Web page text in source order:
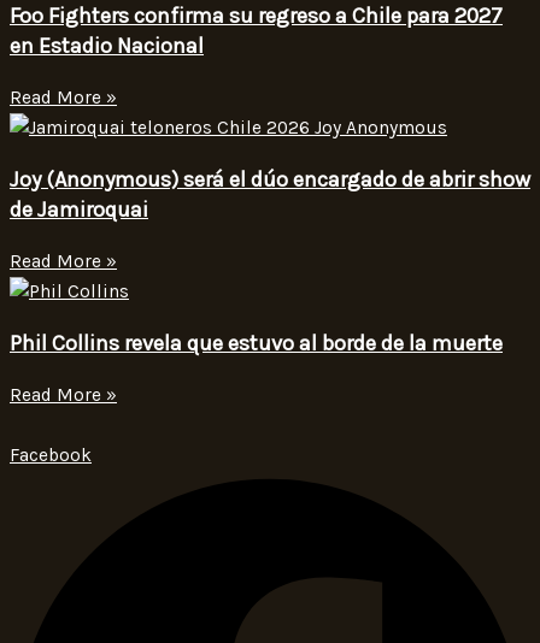
Foo Fighters confirma su regreso a Chile para 2027
en Estadio Nacional
Read More »
Joy (Anonymous) será el dúo encargado de abrir show
de Jamiroquai
Read More »
Phil Collins revela que estuvo al borde de la muerte
Read More »
Facebook